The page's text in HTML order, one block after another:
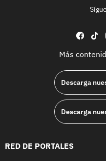
Más
Descarga
Descarga
RED DE PORTALES